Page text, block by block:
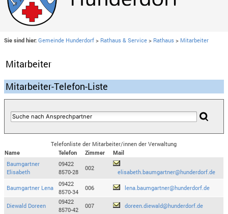
Sie sind hier: Gemeinde Hunderdorf > Rathaus & Service > Rathaus > Mitarbeiter
Mitarbeiter
Mitarbeiter-Telefon-Liste
Telefonliste der Mitarbeiter/innen der Verwaltung
Name
Telefon Zimmer
Mail
Baumgartner
Elisabeth
09422
8570-28
002
elisabeth.baumgartner@hunderdorf.de
Baumgartner Lena
09422
8570-34
006 lena.baumgartner@hunderdorf.de
Diewald Doreen
09422
8570-42
007 doreen.diewald@hunderdorf.de